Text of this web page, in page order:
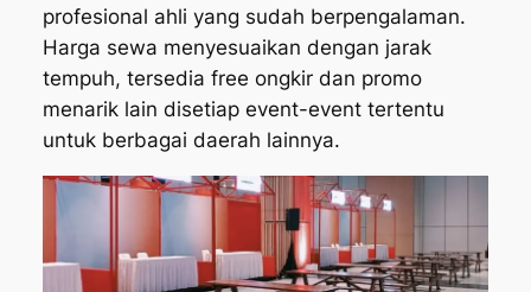
profesional ahli yang sudah berpengalaman.
Harga sewa menyesuaikan dengan jarak
tempuh, tersedia free ongkir dan promo
menarik lain disetiap event-event tertentu
untuk berbagai daerah lainnya.